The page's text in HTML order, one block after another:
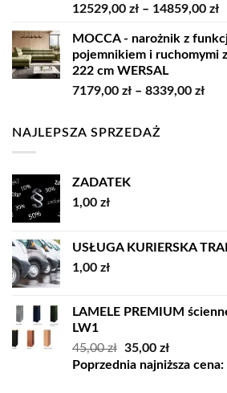
12529,00 zł – 14859,00 zł
MOCCA - narożnik z
pojemnikiem i ruchomymi
222 cm WERSAL
7179,00 zł – 8339,00 zł
NAJLEPSZA SPRZEDAŻ
ZADATEK
1,00 zł
USŁUGA KURIERSKA
1,00 zł
LAMELE PREMIUM
LW1
45,00zł Pierwotna
cena
35,00 złAktualna
cena
Poprzednia najniższa cena: